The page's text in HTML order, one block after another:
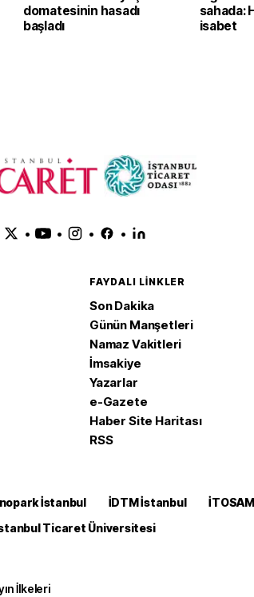
domatesinin hasadı
başladı
sahada:
isabet
• • • •
FAYDALI LINKLER
Son Dakika
Günün Manşetleri
Namaz Vakitleri
İmsakiye
Yazarlar
e-Gazete
Haber Site Haritası
RSS
İstanbul İDTM İstanbul İTOSAM
Ticaret Üniversitesi
İlkeleri